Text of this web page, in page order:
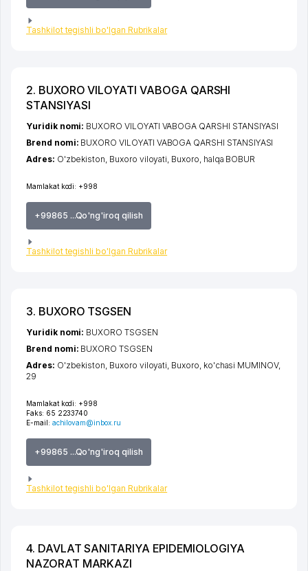
Tashkilot tegishli bo'lgan Rubrikalar
2. BUXORO VILOYATI VABOGA QARSHI
STANSIYASI
Mamlakat kodi: +998
+99865 ...Qo'ng'iroq qilish
Tashkilot tegishli bo'lgan Rubrikalar
Yuridik nomi: BUXORO VILOYATI VABOGA QARSHI STANSIYASI
Brend nomi: BUXORO VILOYATI VABOGA QARSHI STANSIYASI
Adres: O'zbekiston, Buxoro viloyati, Buxoro, halqa BOBUR
3. BUXORO TSGSEN
Mamlakat kodi: +998
Faks: 65 2233740
E-mail: achilovam@inbox.ru
+99865 ...Qo'ng'iroq qilish
Tashkilot tegishli bo'lgan Rubrikalar
Yuridik nomi: BUXORO TSGSEN
Brend nomi: BUXORO TSGSEN
Adres: O'zbekiston, Buxoro viloyati, Buxoro, ko'chasi MUMINOV,
29
4. DAVLAT SANITARIYA EPIDEMIOLOGIYA
NAZORAT MARKAZI